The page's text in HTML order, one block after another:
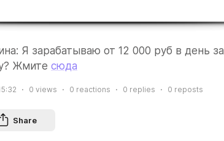
Я зарабатываю от 12 000 руб в день
Жмите сюда
0 views 0 reactions 0 replies 0 reposts
Share